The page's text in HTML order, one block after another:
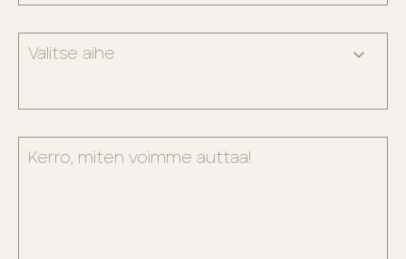
Kerro, miten voimme auttaa!